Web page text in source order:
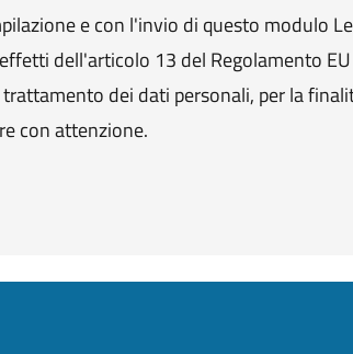
e con l'invio di questo modulo
dell'articolo 13 del Regolamento
dei dati personali, per la
con attenzione.